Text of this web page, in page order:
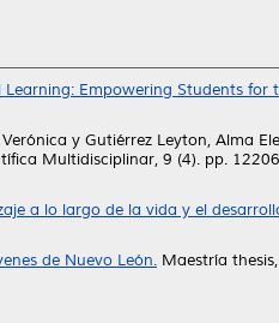
Empowering Students for
y Gutiérrez Leyton, Alma
Multidisciplinar, 9 (4). pp.
a lo largo de la vida y el
de Nuevo León. Maestría thesis,